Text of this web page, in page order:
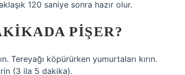
120 saniye sonra hazır olur.
PIŞER?
Tereyağı köpürürken yumurtaları kırın.
(3 ila 5 dakika).